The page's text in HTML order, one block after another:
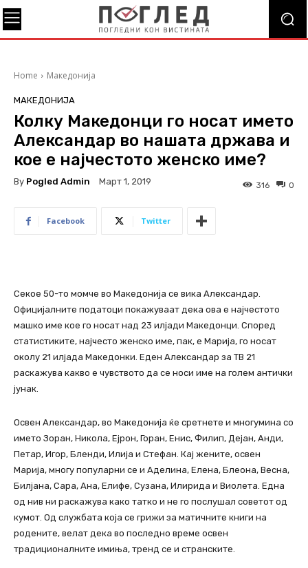
Home Македонија
МАКЕДОНИЈА
Колку Македонци го носат името
Александар во нашата држава и
кое е најчестото женско име?
By Pogled Admin Март 1, 2019 0
316
Facebook Twitter
Секое 50-то момче во Македонија се вика Александар.
Официјалните податоци покажуваат дека ова е најчестото
машко име кое го носат над 23 илјади Македонци. Според
статистиките, најчесто женско име, пак, е Марија, го носат
околу 21 илјада Македонки. Еден Александар за ТВ 21
раскажува какво е чувството да се носи име на голем антички
јунак.
Освен Александар, во Македонија ќе сретнете и многумина со
името Зоран, Никола, Ејрон, Горан, Енис, Филип, Дејан, Анди,
Петар, Игор, Бленди, Илија и Стефан. Кај жените, освен
Марија, многу популарни се и Аделина, Елена, Блеона, Весна,
Билјана, Сара, Ана, Елифе, Сузана, Илирида и Виолета. Една
од нив ни раскажува како татко и не го послушал советот од
кумот. Од службата која се грижи за матичните книги на
родените, велат дека во последно време освен
традиционалните имиња, тренд се и странските.